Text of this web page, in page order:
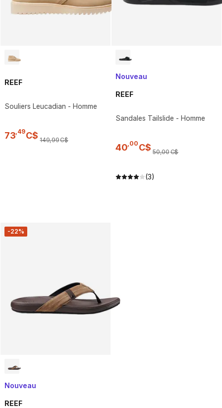
REEF
Souliers Leucadian - Homme
73 49C$ 149,99C$
Nouveau
REEF
Sandales Tailslide - Homme
40 00 C$ 50,00C$
(3)
-22%
Nouveau
REEF